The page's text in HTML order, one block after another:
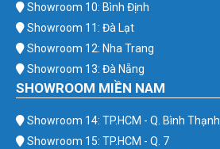
Showroom 10: Bình Định
Showroom 11: Đà Lạt
Showroom 12: Nha Trang
Showroom 13: Đà Nẵng
SHOWROOM MIỀN NAM
Showroom 14: TP.HCM - Q. Bình Thạnh
Showroom 15: TP.HCM - Q. 7